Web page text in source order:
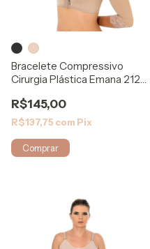
Bracelete Compressivo
Cirurgia Plástica Emana 2120
R$145,00
R$137,75 com Pix
Comprar